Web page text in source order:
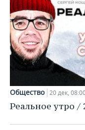
Общество 20 дек,
Реальное утро /